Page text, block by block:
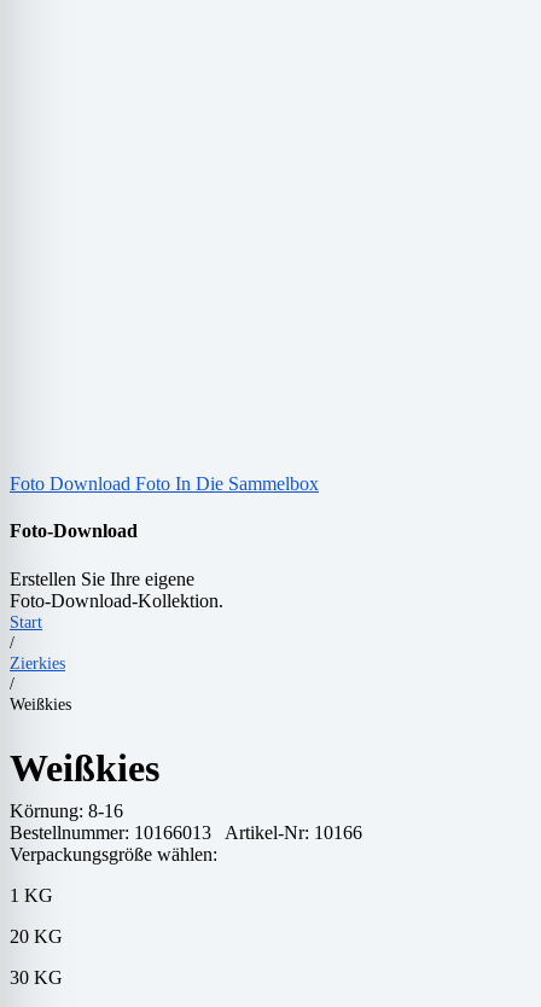
Foto Download Foto In Die Sammelbox
Foto-Download
Erstellen Sie Ihre eigene
Foto-Download-Kollektion.
Start
/
Zierkies
/
Weißkies
Weißkies
Körnung: 8-16
Bestellnummer: 10166013
Artikel-Nr: 10166
Verpackungsgröße wählen:
1 KG
20 KG
30 KG